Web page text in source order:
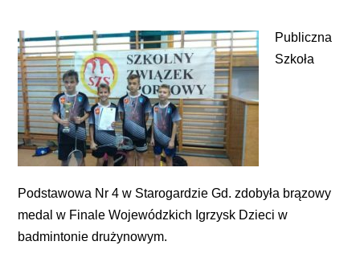
Publiczna
Szkoła
Podstawowa Nr 4 w Starogardzie Gd. zdobyła brązowy
medal w Finale Wojewódzkich Igrzysk Dzieci w
badmintonie drużynowym.